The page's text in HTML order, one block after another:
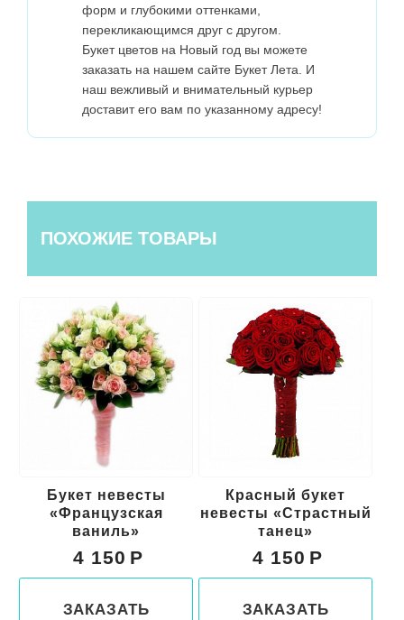
форм и глубокими оттенками,
перекликающимся друг с другом.
Букет цветов на Новый год вы можете
заказать на нашем сайте Букет Лета. И
наш вежливый и внимательный курьер
доставит его вам по указанному адресу!
ПОХОЖИЕ ТОВАРЫ
Красный букет
невесты «Страстный
танец»
4 150
ЗАКАЗАТЬ
Свадебный букет
для невесты
«Счастливы вместе»
4 300
ЗАКАЗАТЬ